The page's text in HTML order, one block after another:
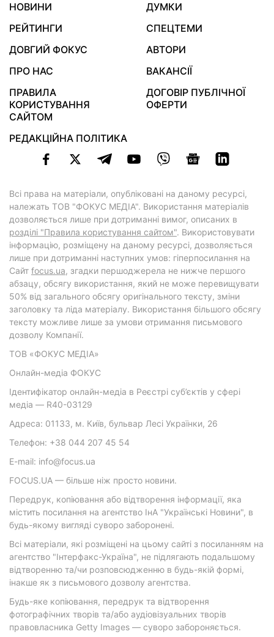
НОВИНИ
ДУМКИ
РЕЙТИНГИ
СПЕЦТЕМИ
ДОВГИЙ ФОКУС
АВТОРИ
ПРО НАС
ВАКАНСІЇ
ПРАВИЛА
КОРИСТУВАННЯ
САЙТОМ
ДОГОВІР ПУБЛІЧНОЇ
ОФЕРТИ
РЕДАКЦІЙНА ПОЛІТИКА
Всі права на матеріали, опубліковані на даному ресурсі,
належать ТОВ "ФОКУС МЕДІА". Використання матеріалів
дозволяється лише при дотриманні вимог, описаних в
розділі "Правила користування сайтом". Використовувати
інформацію, розміщену на даному ресурсі, дозволяється
лише при дотриманні наступних умов: гіперпосилання на
Cайт focus.ua, згадки першоджерела не нижче першого
абзацу, обсягу використання, який не може перевищувати
50% від загального обсягу оригінального тексту, зміни
заголовку та ліда матеріалу. Використання більшого обсягу
тексту можливе лише за умови отримання письмового
дозволу Компанії.
ТОВ «ФОКУС МЕДІА»
Онлайн-медіа ФОКУС
Ідентифікатор онлайн-медіа в Реєстрі суб’єктів у сфері
медіа — R40-03129
Адреса: 01133, м. Київ, бульвар Лесі Українки, 26
Телефон: +38 044 207 45 54
E-mail: info@focus.ua
FOCUS.UA — більше ніж просто новини.
Передрук, копіювання або відтворення інформації, яка
містить посилання на агентство ІнА "Українські Новини", в
будь-якому вигляді суворо заборонені.
Всі матеріали, які розміщені на цьому сайті з посиланням на
агентство "Інтерфакс-Україна", не підлягають подальшому
відтворенню та/чи розповсюдженню в будь-якій формі,
інакше як з письмового дозволу агентства.
Будь-яке копіювання, передрук та відтворення
фотографічних творів та/або аудіовізуальних творів
правовласника Getty Images — суворо забороняється.